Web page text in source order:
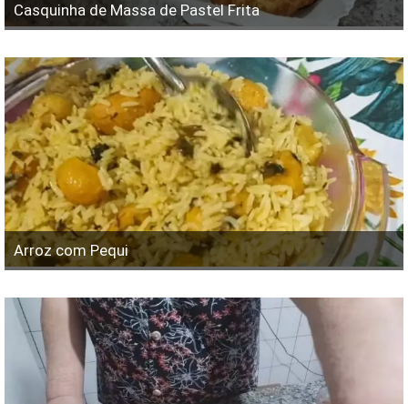
Casquinha de Massa de Pastel Frita
Arroz com Pequi